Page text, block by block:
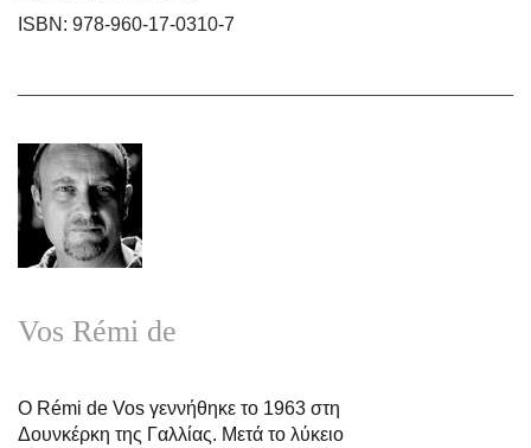
ISBN: 978-960-17-0310-7
Vos Rémi de
Ο Rémi de Vos γεννήθηκε το 1963 στη
Δουνκέρκη της Γαλλίας. Μετά το λύκειο